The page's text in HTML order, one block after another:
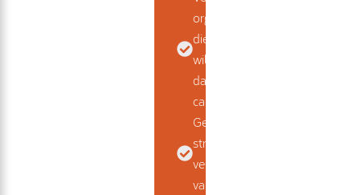
organisaties
die verder
willen kijken
dan
campagnes
Gericht op
structurele
verbetering
van instroom